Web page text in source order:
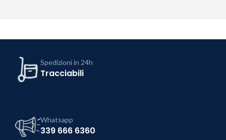
Spedizioni in 24h
Tracciabili
Whatsapp
339 666 6360